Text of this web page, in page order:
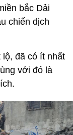
bắc Dải
chiến dịch
lộ, đã có ít nhất
với đó là